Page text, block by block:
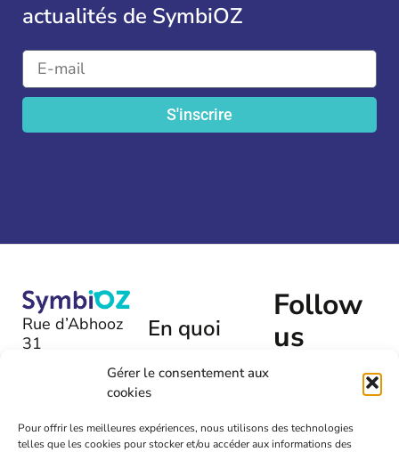
Gérer le consentement aux
cookies
Pour offrir les meilleures expériences, nous utilisons des technologies
telles que les cookies pour stocker et/ou accéder aux informations des
actualités de SymbiOZ
S'inscrire
Rue d’Abhooz
31
+32 (0)475
54 00 72
En quoi
nous
vous aider
?
Follow
us